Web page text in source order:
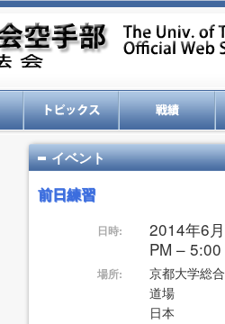
イベント
前日練習
日時:
2014年6
PM – 5:00
場所:
京都大学総
道場
日本